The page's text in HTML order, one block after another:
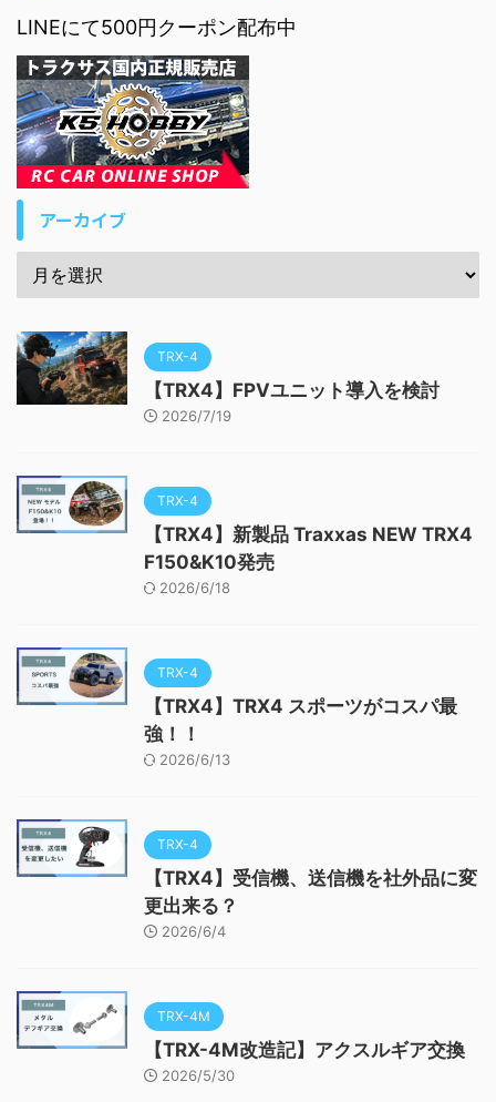
LINEにて500円クーポン配布中
アーカイブ
TRX-4
【TRX4】FPVユニット導入を検討
2026/7/19
TRX-4
【TRX4】新製品 Traxxas NEW TRX4
F150&K10発売
2026/6/18
TRX-4
【TRX4】TRX4 スポーツがコスパ最
強！！
2026/6/13
TRX-4
【TRX4】受信機、送信機を社外品に変
更出来る？
2026/6/4
TRX-4M
【TRX-4M改造記】アクスルギア交換
2026/5/30